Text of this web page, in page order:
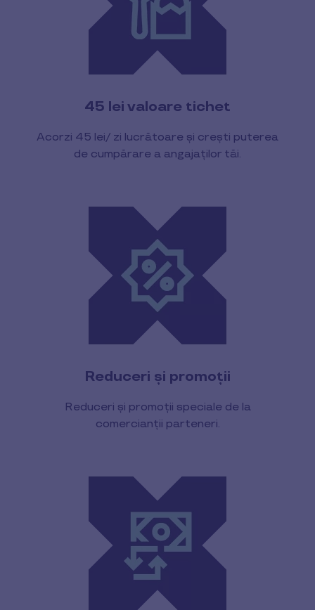
45 lei valoare tichet
Acorzi 45 lei/ zi lucrătoare și crești puterea
de cumpărare a angajaților tăi.
Reduceri și promoții
Reduceri și promoții speciale de la
comercianții parteneri.